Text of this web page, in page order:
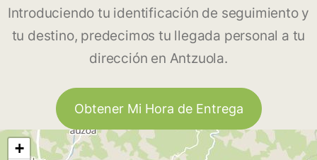
Introduciendo tu identificación de seguimiento y
tu destino, predecimos tu llegada personal a tu
dirección en Antzuola.
Obtener Mi Hora de Entrega
+